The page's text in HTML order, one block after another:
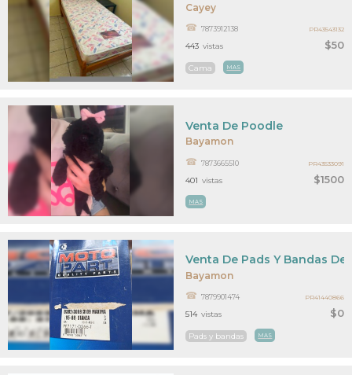
Cayey
$50
7873912138
Cama MAS
443 vistas
PR43543132
Bayamon
$1500
Venta De Poodle
7873665510
MAS
401 vistas
PR43533091
Bayamon
$0
Venta De Pads Y Bandas De
7879901474
Pads y bandas MAS
514 vistas
PR41440866